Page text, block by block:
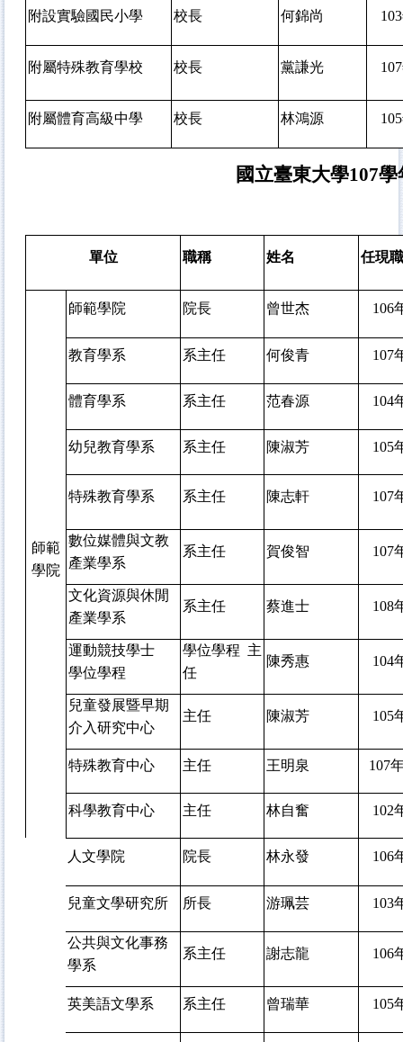
附設實驗國民小學 校長 何錦尚 103
附屬特殊教育學校 校長 黨謙光 107
附屬體育高級中學 校長 林鴻源 105
國立臺東大學107
單位 職稱 姓名 任現
師範
學院
師範學院 院長 曾世杰 106
教育學系 系主任 何俊青 107
體育學系 系主任 范春源 104
幼兒教育學系 系主任 陳淑芳 105
特殊教育學系 系主任 陳志軒 107
數位媒體與文教
產業學系
系主任 賀俊智 107
文化資源與休閒
產業學系
系主任 蔡進士 108
運動競技學士
學位學程
學位學程 主
任
陳秀惠 104
兒童發展暨早期
介入研究中心
主任 陳淑芳 105
特殊教育中心 主任 王明泉 107
科學教育中心 主任 林自奮 102
人文學院 院長 林永發 106
兒童文學研究所 所長 游珮芸 103
公共與文化事務
學系
系主任 謝志龍 106
英美語文學系 系主任 曾瑞華 105